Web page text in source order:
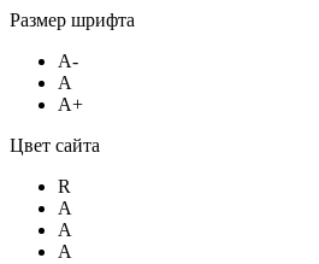
Размер шрифта
A-
A
A+
Цвет сайта
R
A
A
A